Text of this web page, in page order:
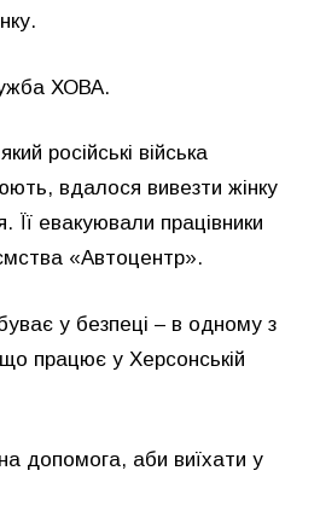
ХОВА.
російські війська
вдалося вивезти жінку
Її евакуювали працівники
«Автоцентр».
у безпеці – в одному з
працює у Херсонській
допомога, аби виїхати у